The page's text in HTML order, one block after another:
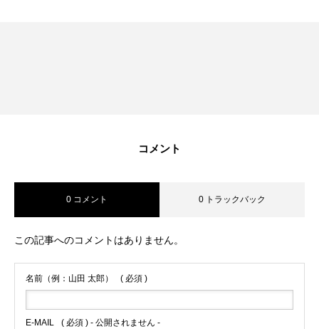
コメント
0 コメント 0 トラックバック
この記事へのコメントはありません。
名前（例：山田 太郎） ( 必須 )
E-MAIL ( 必須 ) - 公開されません -